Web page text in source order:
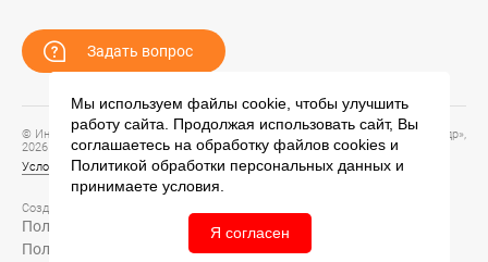
Задать вопрос
© Информационный портал технической поддержки ЦП ИС АО «ПКК Миландр»,
2026
Условия предоставления и использования информации
Создание сайта –
Политика обработки персональных данных
Политика конфиденциальности
Мы используем файлы cookie, чтобы улучшить
работу сайта. Продолжая использовать сайт, Вы
соглашаетесь на обработку файлов cookies и
Политикой обработки персональных данных и
принимаете условия.
Я согласен